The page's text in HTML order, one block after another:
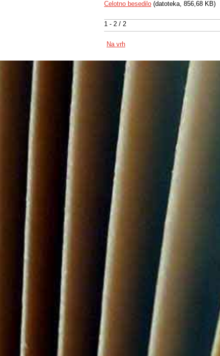
1 - 2 / 2
Celotno besedilo (datoteka, 856,68 KB)
Na vrh